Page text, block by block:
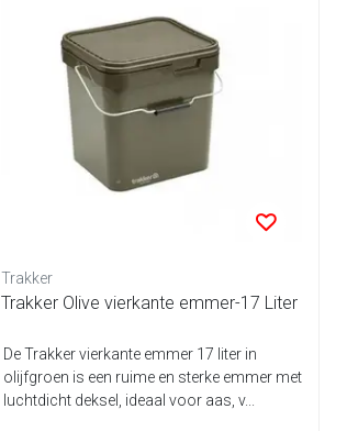
Trakker
Trakker Olive vierkante emmer-17 Liter
De Trakker vierkante emmer 17 liter in
olijfgroen is een ruime en sterke emmer met
luchtdicht deksel, ideaal voor aas, v...